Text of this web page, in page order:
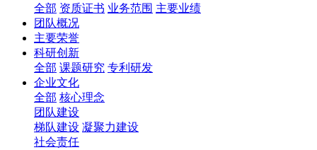
全部 资质证书 业务范围 主要业绩
团队概况
主要荣誉
科研创新
全部 课题研究 专利研发
企业文化
全部 核心理念
团队建设
梯队建设 凝聚力建设
社会责任